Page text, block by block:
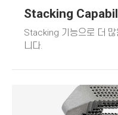
Stacking
Stacking 기능으로 더
니다.